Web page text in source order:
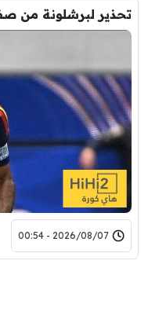
تحذير لبرشلونة من
2026/08/07 - 00:54